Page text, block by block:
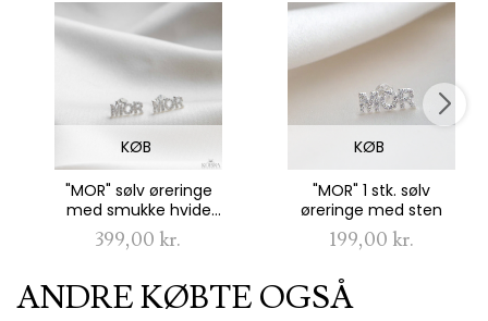
KØB
"MOR" sølv øreringe
med smukke hvide
sten
399,00 kr.
KØB
"MOR" 1 stk. sølv
øreringe med sten
199,00 kr.
ANDRE KØBTE OGSÅ